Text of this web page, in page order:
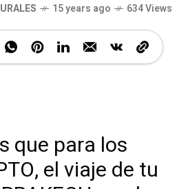
15 years ago 634 Views
que para los
el viaje de tu